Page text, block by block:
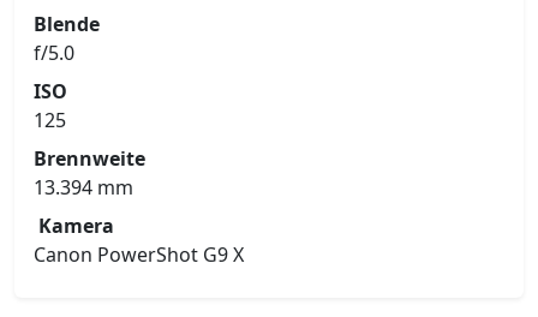
Blende
f/5.0
ISO
125
Brennweite
13.394 mm
Kamera
Canon PowerShot G9 X